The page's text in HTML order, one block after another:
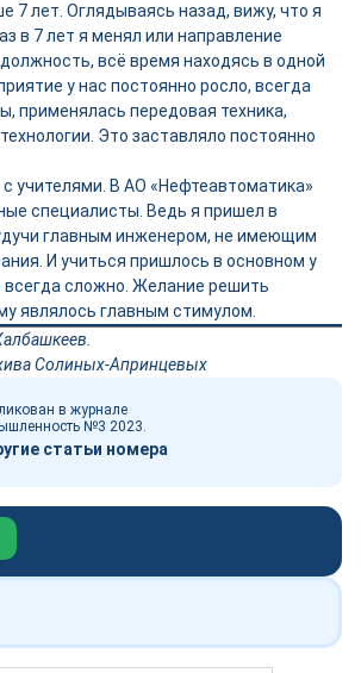
7 лет. Оглядываясь назад, вижу, что я
в 7 лет я менял или направление
всё время находясь в одной
у нас постоянно росло, всегда
применялась передовая техника,
Это заставляло постоянно
учителями. В АО «Нефтеавтоматика»
специалисты. Ведь я пришел в
главным инженером, не имеющим
И учиться пришлось в основном у
всегда сложно. Желание решить
являлось главным стимулом.
Солиных-Апринцевых
в журнале
№3 2023.
статьи номера